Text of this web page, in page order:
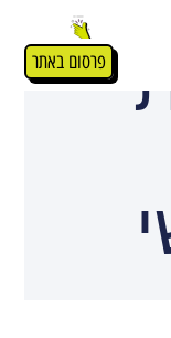
פרסום באתר